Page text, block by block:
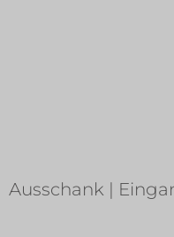
Ausschank |